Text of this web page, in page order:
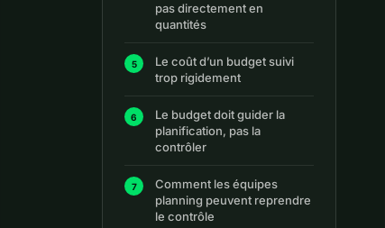
pas directement en
quantités
Le coût d’un budget suivi
trop rigidement
Le budget doit guider la
planification, pas la
contrôler
Comment les équipes
planning peuvent reprendre
le contrôle